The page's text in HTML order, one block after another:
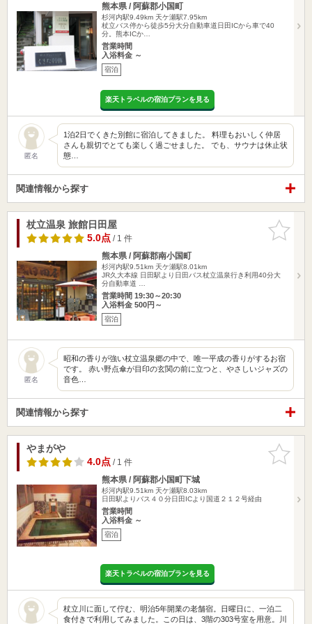
熊本県 / 阿蘇郡小国町
杉河内駅9.49km 天ケ瀬駅7.95km
杖立バス停から徒歩5分大分自動車道日田ICから車で40
分。熊本ICか…
営業時間
入浴料金 ～
宿泊
楽天トラベルの宿泊プランを見る
匿名
1泊2日でくきた別館に宿泊してきました。 料理もおいしく仲居
さんも親切でとても楽しく過ごせました。 でも、サウナは休止状
態…
関連情報から探す
お気に入
りに追加
杖立温泉 旅館日田屋
5.0点/ 1 件
熊本県 / 阿蘇郡南小国町
杉河内駅9.51km 天ケ瀬駅8.01km
JR久大本線 日田駅より日田バス杖立温泉行き利用40分大
分自動車道 …
営業時間 19:30～20:30
入浴料金 500円～
宿泊
匿名
昭和の香りが強い杖立温泉郷の中で、唯一平成の香りがするお宿
です。 赤い野点傘が目印の玄関の前に立つと、やさしいジャズの
音色…
関連情報から探す
お気に入
りに追加
やまがや
4.0点/ 1 件
熊本県 / 阿蘇郡小国町下城
杉河内駅9.51km 天ケ瀬駅8.03km
日田駅よりバス４０分日田ICより国道２１２号経由
営業時間
入浴料金 ～
宿泊
楽天トラベルの宿泊プランを見る
杖立川に面して佇む、明治5年開業の老舗宿。日曜日に、一泊二
食付きで利用してみました。この日は、3階の303号室を用意。川